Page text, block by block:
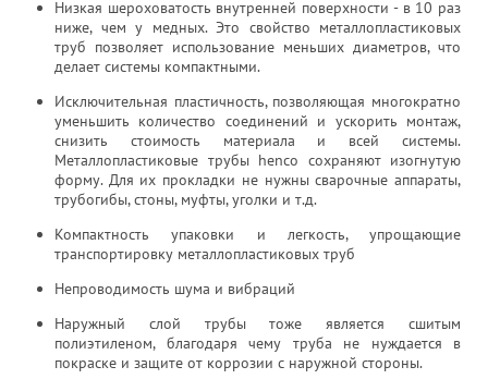
Низкая шероховатость внутренней поверхности - в 10 раз
ниже, чем у медных. Это свойство металлопластиковых
труб позволяет использование меньших диаметров, что
делает системы компактными.
Исключительная пластичность, позволяющая многократно
уменьшить количество соединений и ускорить монтаж,
снизить стоимость материала и всей системы.
Металлопластиковые трубы henco сохраняют изогнутую
форму. Для их прокладки не нужны сварочные аппараты,
трубогибы, стоны, муфты, уголки и т.д.
Компактность упаковки и легкость, упрощающие
транспортировку металлопластиковых труб
Непроводимость шума и вибраций
Наружный слой трубы тоже является сшитым
полиэтиленом, благодаря чему труба не нуждается в
покраске и защите от коррозии с наружной стороны.